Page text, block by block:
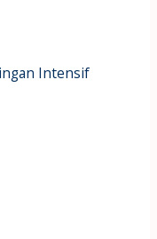
Intensif